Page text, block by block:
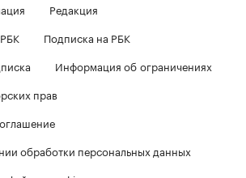
Редакция
Подписка на РБК
Информация об ограничениях
прав
обработки персональных данных